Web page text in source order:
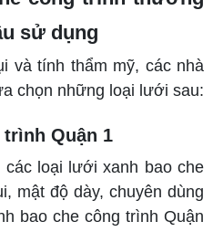
sử dụng
và tính thẩm mỹ, các nhà
chọn những loại lưới sau:
Quận 1
loại lưới xanh bao che
mật độ dày, chuyên dùng
bao che công trình Quận